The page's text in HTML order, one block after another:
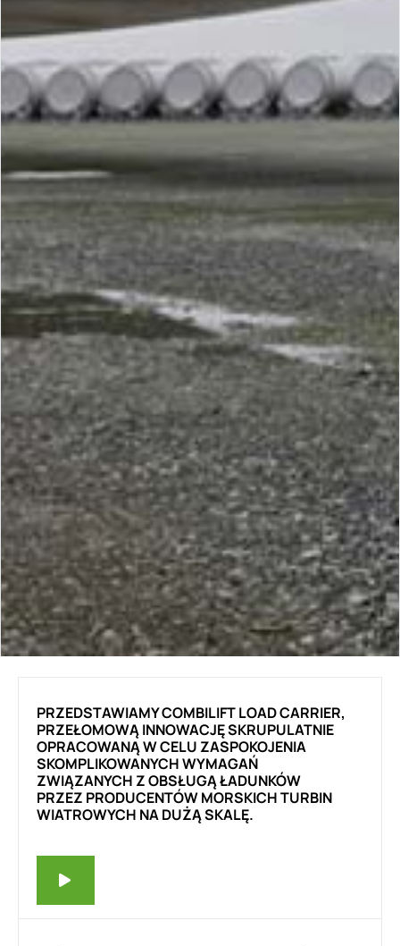
PRZEDSTAWIAMY COMBILIFT LOAD CARRIER,
PRZEŁOMOWĄ INNOWACJĘ SKRUPULATNIE
OPRACOWANĄ W CELU ZASPOKOJENIA
SKOMPLIKOWANYCH WYMAGAŃ
ZWIĄZANYCH Z OBSŁUGĄ ŁADUNKÓW
PRZEZ PRODUCENTÓW MORSKICH TURBIN
WIATROWYCH NA DUŻĄ SKALĘ.